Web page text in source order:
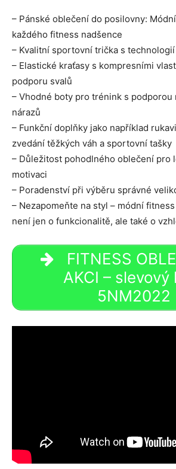
– Pánské oblečení do posilovny:
každého fitness nadšence
– Kvalitní sportovní trička s
– Elastické kraťasy s kompresními
podporu svalů
– Vhodné boty pro trénink s podporou
nárazů
– Funkční doplňky jako například
zvedání těžkých váh a sportovní tašky
– Důležitost pohodlného oblečení pro
motivaci
– Poradenství při výběru správné
– Nezapomeňte na styl – módní
není jen o funkcionalitě, ale také o
FITNESS
AKCI – slevový
5NM2022